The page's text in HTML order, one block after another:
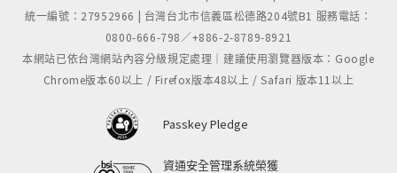
統一編號：27952966 | 台灣台北市信義區松德路204號B1 服務電話：
0800-666-798／+886-2-8789-8921
本網站已依台灣網站內容分級規定處理｜建議使用瀏覽器版本：Google
Chrome版本60以上 / Firefox版本48以上 / Safari 版本11以上
Passkey Pledge
資通安全管理系統榮獲